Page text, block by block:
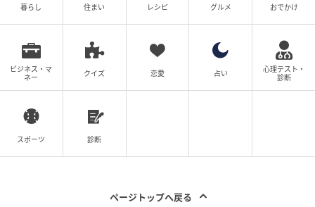
暮らし 住まい レシピ グルメ おでかけ
ビジネス・マ
ネー
クイズ 恋愛 占い
心理テスト・
診断
スポーツ 診断
ページトップへ戻る